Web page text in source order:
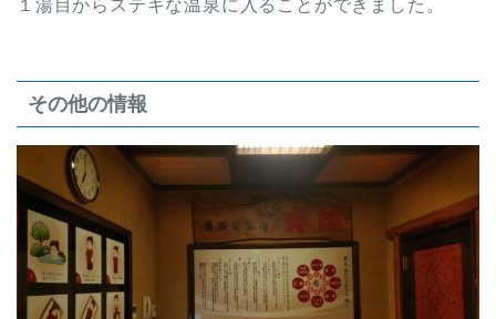
１湯目からステキな温泉に入ることができました。
その他の情報